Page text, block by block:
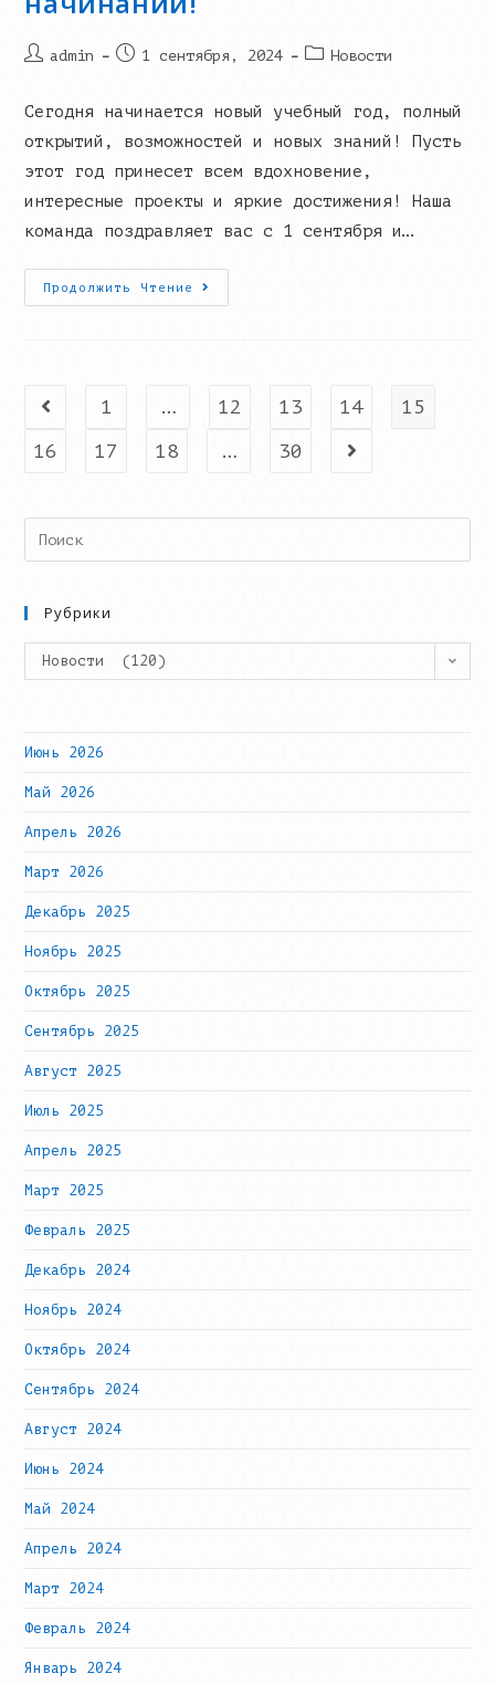
Postadmin
Запись1 сентября, 2024
PostНовости
Сегодня начинается новый учебный год, полный
открытий, возможностей и новых знаний! Пусть
этот год принесет всем вдохновение,
интересные проекты и яркие достижения! Наша
команда поздравляет вас с 1 сентября и…
Продолжить Чтение
С
Днем
Go to the previous page
1 … 12 13 14
15
16
17 18 … 30 Go to the next
Search
this
Рубрики
Рубрики
Новости (120)
Июнь 2026
Май 2026
Апрель 2026
Март 2026
Декабрь 2025
Ноябрь 2025
Октябрь 2025
Сентябрь 2025
Август 2025
Июль 2025
Апрель 2025
Март 2025
Февраль 2025
Декабрь 2024
Ноябрь 2024
Октябрь 2024
Сентябрь 2024
Август 2024
Июнь 2024
Май 2024
Апрель 2024
Март 2024
Февраль 2024
Январь 2024